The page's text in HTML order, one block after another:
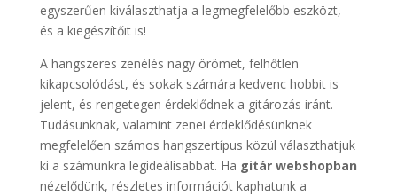
egyszerűen kiválaszthatja a legmegfelelőbb eszközt,
és a kiegészítőit is!
A hangszeres zenélés nagy örömet, felhőtlen
kikapcsolódást, és sokak számára kedvenc hobbit is
jelent, és rengetegen érdeklődnek a gitározás iránt.
Tudásunknak, valamint zenei érdeklődésünknek
megfelelően számos hangszertípus közül választhatjuk
ki a számunkra legideálisabbat. Ha gitár webshopban
nézelődünk, részletes információt kaphatunk a